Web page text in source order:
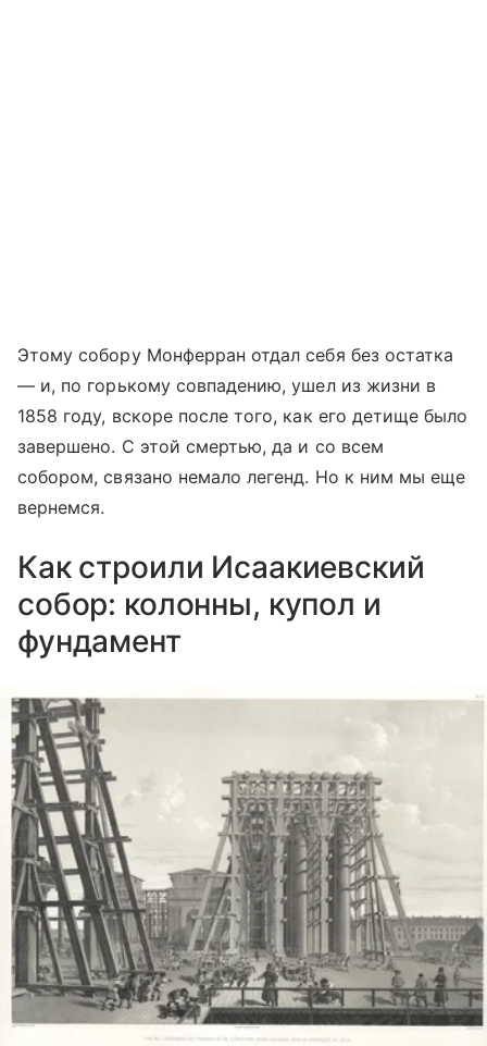
Этому собору Монферран отдал себя без остатка
— и, по горькому совпадению, ушел из жизни в
1858 году, вскоре после того, как его детище было
завершено. С этой смертью, да и со всем
собором, связано немало легенд. Но к ним мы еще
вернемся.
Как строили Исаакиевский
собор: колонны, купол и
фундамент